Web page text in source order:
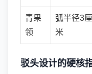
青果
领
弧半径3厘
米
驳头设计的硬核